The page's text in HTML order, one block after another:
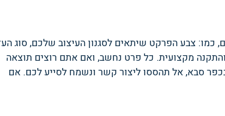
צבע הפרקט שיתאים לסגנון העיצוב שלכם, סוג
מקצועית. כל פרט נחשב, ואם אתם רוצים תוצאה
סבא, אל תהססו ליצור קשר ונשמח לסייע לכם. אם